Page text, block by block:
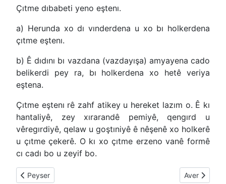
Çıtme dıbabeti yeno eştenı.
a) Herunda xo dı vınderdena u xo bı holkerdena
çıtme eştenı.
b) Ê dıdını bı vazdana (vazdayışa) amyayena cado
belikerdi pey ra, bı holkerdena xo hetê veriya
eştena.
Çıtme eştenı rê zahf atikey u hereket lazım o. Ê kı
hantaliyê, zey xırarandê pemiyê, qengırd u
vêregırdiyê, qelaw u goştıniyê ê nêşenê xo holkerê
u çıtme çekerê. O kı xo çıtme erzeno vanê formê
cı cadı bo u zeyif bo.
Previous article: Cırit
Peyser Next article:
Aver